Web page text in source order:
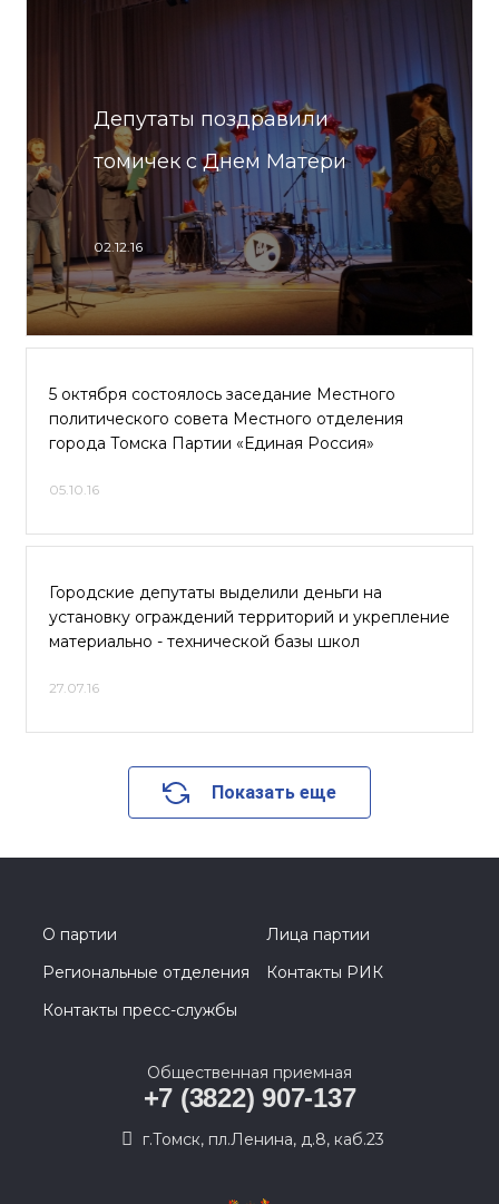
Депутаты поздравили
томичек с Днем Матери
02.12.16
5 октября состоялось заседание Местного
политического совета Местного отделения
города Томска Партии «Единая Россия»
05.10.16
Городские депутаты выделили деньги на
установку ограждений территорий и укрепление
материально - технической базы школ
27.07.16
Показать еще
О партии
Лица партии
Региональные отделения
Контакты РИК
Контакты пресс-службы
Общественная приемная
+7 (3822) 907-137
г.Томск, пл.Ленина, д.8, каб.23